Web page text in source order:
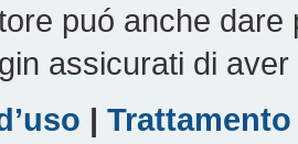
puó anche
assicurati di
|